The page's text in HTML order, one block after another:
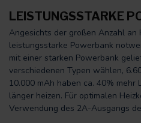
LEISTUNGSSTARKE
Angesichts der großen Anzahl an
leistungsstarke Powerbank
mit einer starken Powerbank
verschiedenen Typen wählen,
10.000 mAh haben ca. 40%
länger heizen. Für optimalen
Verwendung des 2A-Ausgangs